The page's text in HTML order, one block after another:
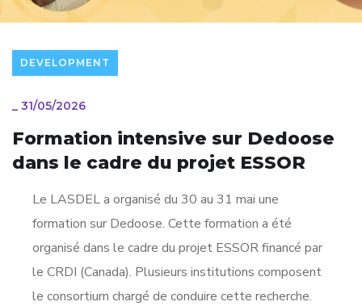
DEVELOPMENT
_ 31/05/2026
Formation intensive sur Dedoose
dans le cadre du projet ESSOR
Le LASDEL a organisé du 30 au 31 mai une
formation sur Dedoose. Cette formation a été
organisé dans le cadre du projet ESSOR financé par
le CRDI (Canada). Plusieurs institutions composent
le consortium chargé de conduire cette recherche.